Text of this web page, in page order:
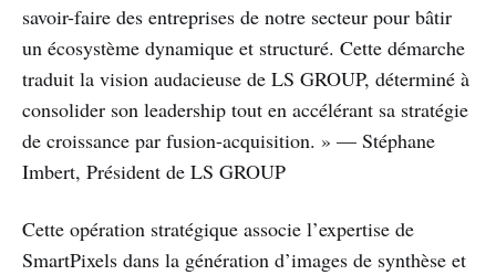
savoir-faire des entreprises de notre secteur pour bâtir
un écosystème dynamique et structuré. Cette démarche
traduit la vision audacieuse de LS GROUP, déterminé à
consolider son leadership tout en accélérant sa stratégie
de croissance par fusion-acquisition. » — Stéphane
Imbert, Président de LS GROUP
Cette opération stratégique associe l’expertise de
SmartPixels dans la génération d’images de synthèse et